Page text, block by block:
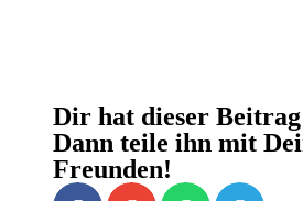
Dir hat dieser
Dann teile ihn mit
Freunden!